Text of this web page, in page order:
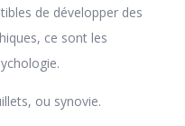
de développer des
ce sont les
ou synovie.